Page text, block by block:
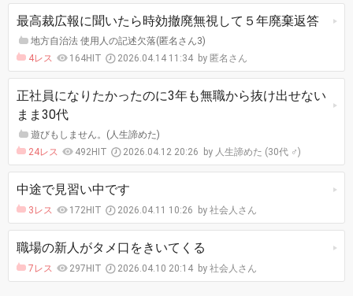
最高裁広報に聞いたら時効撤廃無視して５年廃棄返答
地方自治法 使用人の記述欠落(匿名さん3)
4レス
164HIT 2026.04.14 11:34 匿名さん
正社員になりたかったのに3年も無職から抜け出せない
まま30代
遊びもしません。(人生諦めた)
24レス
492HIT 2026.04.12 20:26 人生諦めた (30代 ♂)
中途で見習い中です
3レス 172HIT 2026.04.11 10:26 社会人さん
職場の新人がタメ口をきいてくる
7レス 297HIT 2026.04.10 20:14 社会人さん